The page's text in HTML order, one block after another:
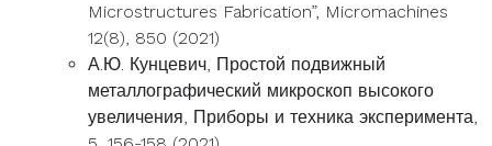
Microstructures Fabrication”, Micromachines
12(8), 850 (2021)
А.Ю. Кунцевич, Простой подвижный
металлографический микроскоп высокого
увеличения, Приборы и техника эксперимента,